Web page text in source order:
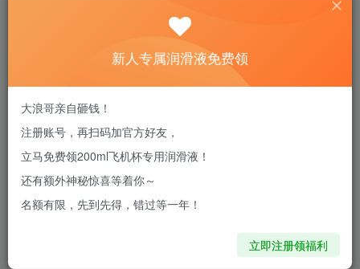
新老司机速来！注册自嗨网+扫码加好友，即
送200ml润滑液→
《礼记·礼运》中有一句话“饮食男女，人之大欲存焉”大致意
为：饮食和性，是人赖以生存的追求和欲望。而笔者本人一
直把古人先贤的的话引为座右铭，宁舍一顿饭，不舍一日
撸。长期使用五姑娘对自己也是造成了很大的影响，其中就
有0头敏感度升高，导致自己总是早X。直到一次偶然的机会
通过网络直播接触到了一款叫“撸撸杯”
坑了，这么多年使用过的飞机杯也有几十款了，玩过的品牌
也有很多，刺激度高的有美国的飞机杯Fleshlight STU、还有
新人专属润滑液免费领
大浪哥亲自砸钱！
注册账号，再扫码加官方好友，
立马免费领200ml飞机杯专用润滑液！
还有额外神秘惊喜等着你～
名额有限，先到先得，错过等一年！
立即注册领福利